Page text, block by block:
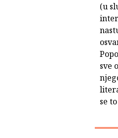
(u
sve
se